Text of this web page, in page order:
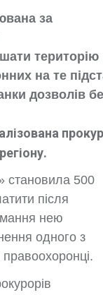
за
територію
на те
дозволів
становила 500
після
нею
одного з
правоохоронці.